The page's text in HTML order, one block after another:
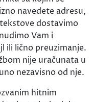
navedete adresu,
dostavimo
Vam i
ili lično preuzimanje.
nije uračunata u
nezavisno od nje.
hitnim